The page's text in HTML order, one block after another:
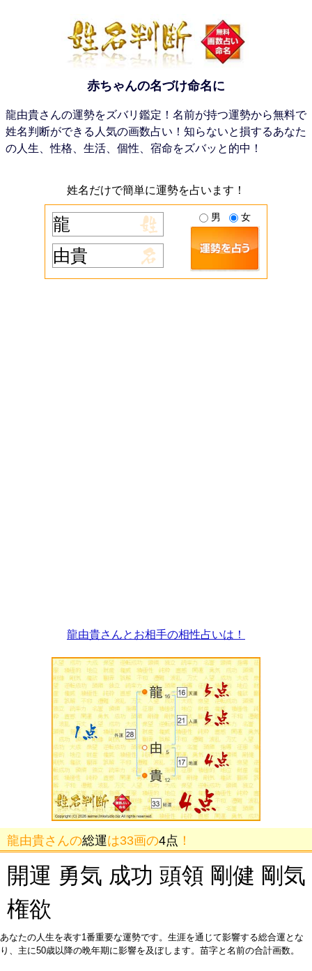
赤ちゃんの名づけ命名に
龍由貴さんの運勢をズバリ鑑定！名前が持つ運勢から無料で
姓名判断ができる人気の画数占い！知らないと損するあなた
の人生、性格、生活、個性、宿命をズバッと的中！
姓名だけで簡単に運勢を占います！
男 女
龍由貴さんとお相手の相性占いは！
龍由貴さんの総運は33画の4点 ！
開運 勇気 成功 頭領 剛健 剛気
権欲
あなたの人生を表す1番重要な運勢です。生涯を通じて影響する総合運とな
り、主に50歳以降の晩年期に影響を及ぼします。苗字と名前の合計画数。